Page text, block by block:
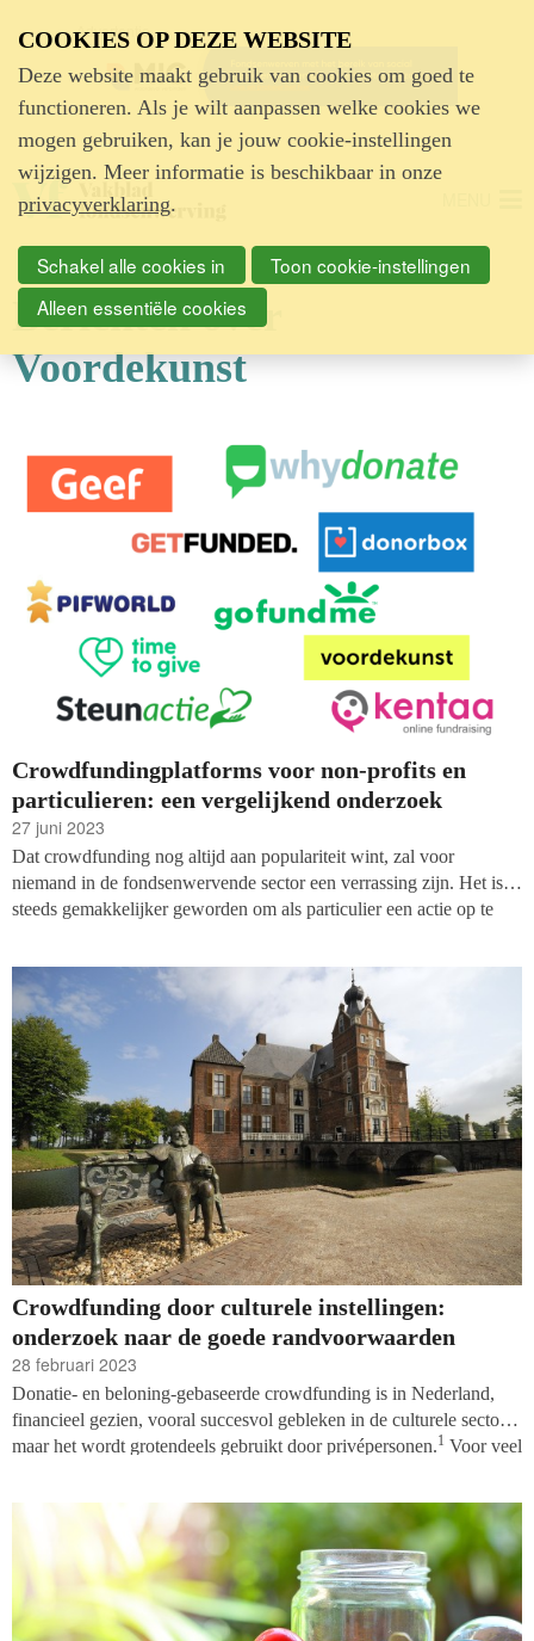
Advertentie
Berichten over
Voordekunst
Crowdfundingplatforms voor non-profits en
particulieren: een vergelijkend onderzoek
27 juni 2023
Dat crowdfunding nog altijd aan populariteit wint, zal voor
niemand in de fondsenwervende sector een verrassing zijn. Het is
steeds gemakkelijker geworden om als particulier een actie op te
er zijn: veel organisaties organiseren digitale collectes die in hun
opzet weinig verschillen van crowdfundingsacties.
Crowdfunding door culturele instellingen:
onderzoek naar de goede randvoorwaarden
28 februari 2023
Donatie- en beloning-gebaseerde crowdfunding is in Nederland,
financieel gezien, vooral succesvol gebleken in de culturele sector,
maar het wordt grotendeels gebruikt door privépersonen.1 Voor veel
ervaren medewerkers van culturele instellingen het gebruik van
crowdfunding? Om hier een antwoord op te geven zijn er vijftien
interviews afgenomen bij medewerkers verbonden aan
cultuurgerelateerde crowdfundingprojecten, gefinancierd via de
crowdfundingplatformen Voordekunst of Creative Funding.
COOKIES OP DEZE WEBSITE
Deze website maakt gebruik van cookies om goed te
functioneren. Als je wilt aanpassen welke cookies we
mogen gebruiken, kan je jouw cookie-instellingen
wijzigen. Meer informatie is beschikbaar in onze
privacyverklaring.
Schakel alle cookies in
Toon cookie-instellingen
Alleen essentiële cookies